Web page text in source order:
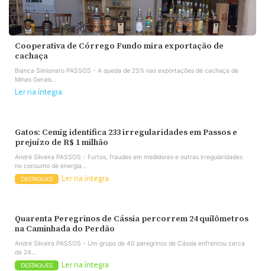
Cooperativa de Córrego Fundo mira exportação de
cachaça
Bianca Simionato PASSOS - A queda de 23% nas exportações de cachaça de
Minas Gerais...
Ler na íntegra
Gatos: Cemig identifica 233 irregularidades em Passos e
prejuízo de R$ 1 milhão
André Silveira PASSOS - Furtos, fraudes em medidores e outras irregularidades
no consumo de energia...
DESTAQUES Ler na íntegra
Quarenta Peregrinos de Cássia percorrem 24 quilômetros
na Caminhada do Perdão
André Silveira PASSOS - Um grupo de 40 peregrinos de Cássia enfrentou cerca
de 24...
DESTAQUES Ler na íntegra